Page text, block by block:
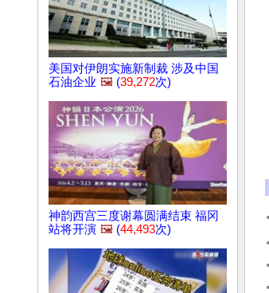
美国对伊朗实施新制裁 涉及中国
石油企业 🖼️ (39,272次)
神韵西宫三度谢幕圆满结束 福冈
站将开演 🖼️ (44,493次)